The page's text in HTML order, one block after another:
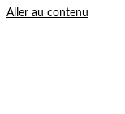
Aller au contenu